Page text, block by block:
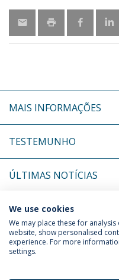
MAIS INFORMAÇÕES
TESTEMUNHO
ÚLTIMAS NOTÍCIAS
PRÓXIMOS EVENTOS
Política de
We use cookies
We may place these for
website, show personalised
experience. For more
settings.